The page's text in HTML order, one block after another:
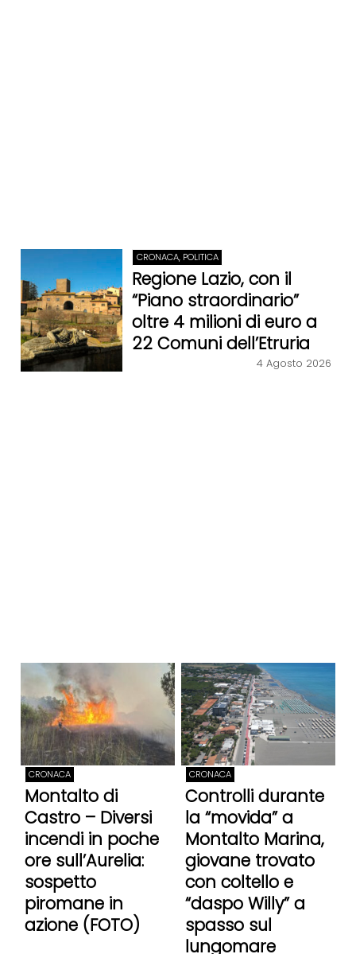
CRONACA, POLITICA
Regione Lazio, con il
“Piano straordinario”
oltre 4 milioni di euro a
22 Comuni dell’Etruria
4 Agosto 2026
CRONACA
Montalto di
Castro – Diversi
incendi in poche
ore sull’Aurelia:
sospetto
piromane in
azione (FOTO)
CRONACA
Controlli durante
la “movida” a
Montalto Marina,
giovane trovato
con coltello e
“daspo Willy” a
spasso sul
lungomare